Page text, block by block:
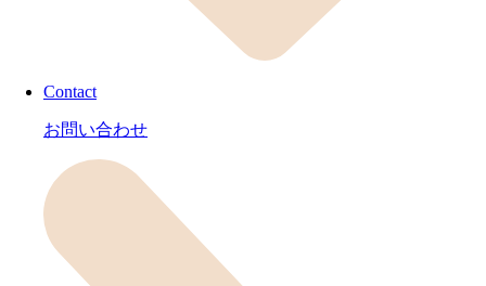
Contact
お問い合わせ